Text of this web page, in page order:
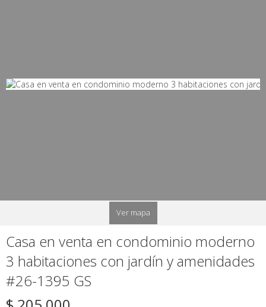
Ver mapa
Casa en venta en condominio moderno
3 habitaciones con jardín y amenidades
#26-1395 GS